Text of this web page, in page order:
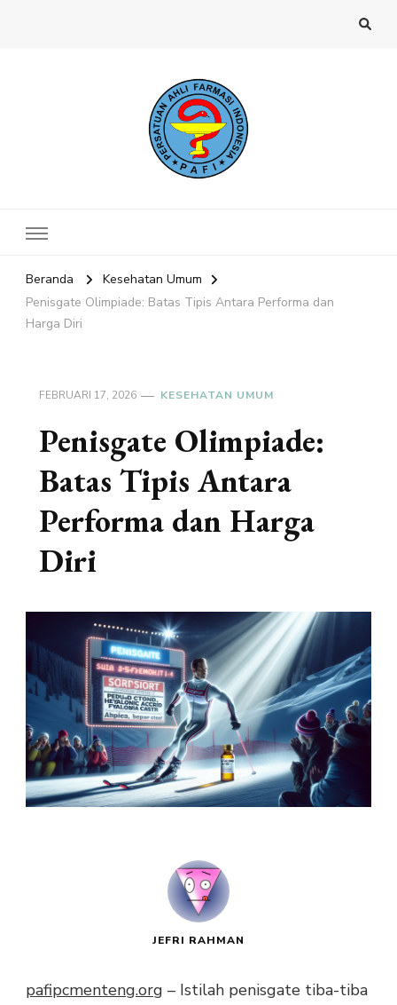
Beranda
Kesehatan Umum
Penisgate Olimpiade: Batas Tipis Antara Performa dan
Harga Diri
FEBRUARI 17, 2026 KESEHATAN UMUM
Penisgate Olimpiade:
Batas Tipis Antara
Performa dan Harga
Diri
JEFRI RAHMAN
pafipcmenteng.org – Istilah penisgate tiba-tiba